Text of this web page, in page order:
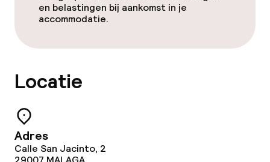
Eet- en drinkdiensten
Lunch à la carte
Diner à la carte
en belastingen bij aankomst in je
accommodatie.
Locatie
Adres
Calle San Jacinto, 2